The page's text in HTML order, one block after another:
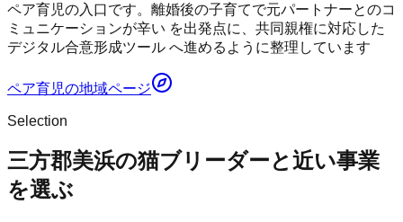
ペア育児の入口です。離婚後の子育てで元パートナーとのコ
ミュニケーションが辛い を出発点に、共同親権に対応した
デジタル合意形成ツール へ進めるように整理しています
ペア育児の地域ページ
Selection
三方郡美浜の猫ブリーダーと近い事業
を選ぶ